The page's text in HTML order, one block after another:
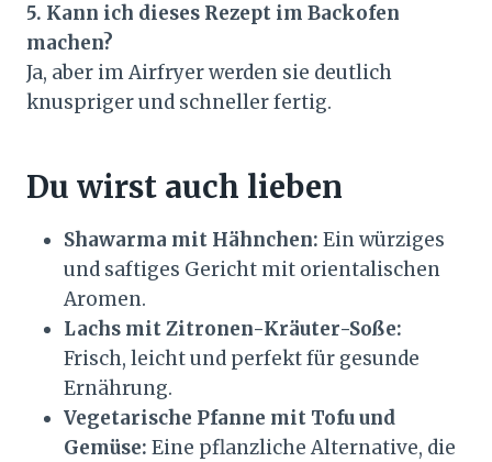
5. Kann ich dieses Rezept im Backofen
machen?
Ja, aber im Airfryer werden sie deutlich
knuspriger und schneller fertig.
Du wirst auch lieben
Shawarma mit Hähnchen: Ein würziges
und saftiges Gericht mit orientalischen
Aromen.
Lachs mit Zitronen-Kräuter-Soße:
Frisch, leicht und perfekt für gesunde
Ernährung.
Vegetarische Pfanne mit Tofu und
Gemüse: Eine pflanzliche Alternative, die